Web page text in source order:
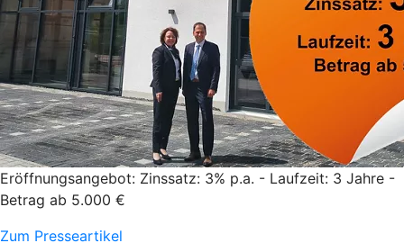
Eröffnungsangebot: Zinssatz: 3% p.a. - Laufzeit: 3 Jahre -
Betrag ab 5.000 €
Zum Presseartikel